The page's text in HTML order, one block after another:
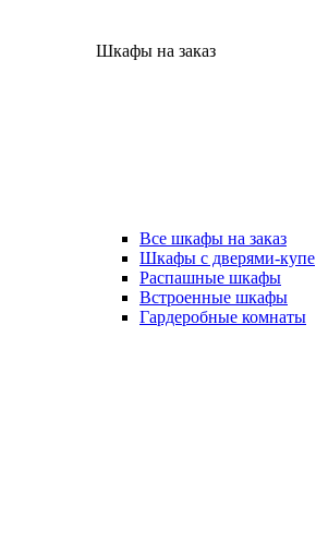
Шкафы на заказ
Все шкафы на заказ
Шкафы с дверями-купе
Распашные шкафы
Встроенные шкафы
Гардеробные комнаты